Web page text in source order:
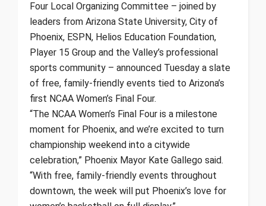
Four Local Organizing Committee – joined by
leaders from Arizona State University, City of
Phoenix, ESPN, Helios Education Foundation,
Player 15 Group and the Valley’s professional
sports community – announced Tuesday a slate
of free, family-friendly events tied to Arizona’s
first NCAA Women’s Final Four.
“The NCAA Women’s Final Four is a milestone
moment for Phoenix, and we’re excited to turn
championship weekend into a citywide
celebration,” Phoenix Mayor Kate Gallego said.
“With free, family-friendly events throughout
downtown, the week will put Phoenix’s love for